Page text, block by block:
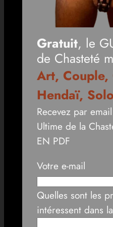
Gratuit, le
de Chasteté
Art, Couple,
Hendaï,
Recevez par
Ultime de la
EN PDF
Votre e-mail
Quelles sont les
intéressent dans